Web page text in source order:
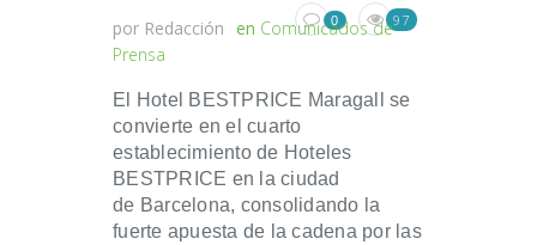
por Redacción en Comunicados de
Prensa
0 97
El Hotel BESTPRICE Maragall se
convierte en el cuarto
establecimiento de Hoteles
BESTPRICE en la ciudad
de Barcelona, consolidando la
fuerte apuesta de la cadena por las